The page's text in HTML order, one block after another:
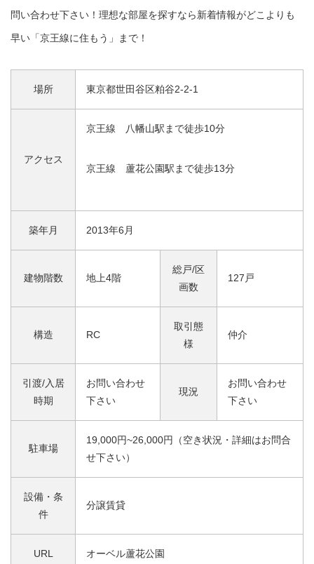
問い合わせ下さい！理想な部屋を探すなら新着情報がどこよりも
早い「京王線に住もう」まで！
場所 東京都世田谷区粕谷2-2-1
アクセス
京王線 八幡山駅まで徒歩10分
京王線 蘆花公園駅まで徒歩13分
築年月 2013年6月
建物階数 地上4階
総戸/区
画数
127戸
構造 RC
取引態
様
仲介
引渡/入居
時期
お問い合わせ
下さい
現況
お問い合わせ
下さい
駐車場
19,000円~26,000円（空き状況・詳細はお問合
せ下さい）
設備・条
件
分譲賃貸
URL オーベル蘆花公園